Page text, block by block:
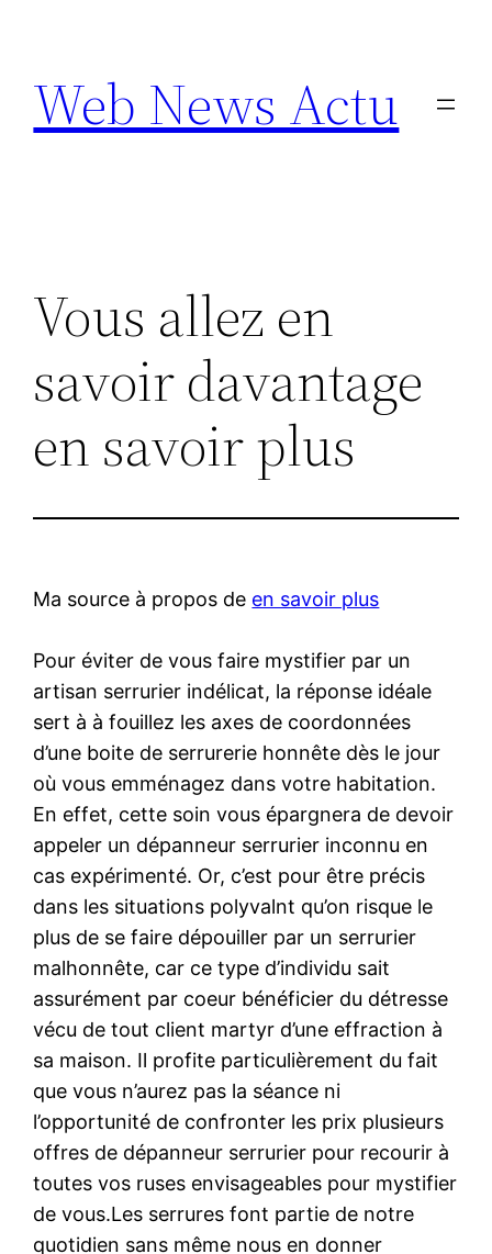
contenu
Web News Actu
Vous allez en
savoir davantage
en savoir plus
Ma source à propos de en savoir plus
Pour éviter de vous faire mystifier par un
artisan serrurier indélicat, la réponse idéale
sert à à fouillez les axes de coordonnées
d’une boite de serrurerie honnête dès le jour
où vous emménagez dans votre habitation.
En effet, cette soin vous épargnera de devoir
appeler un dépanneur serrurier inconnu en
cas expérimenté. Or, c’est pour être précis
dans les situations polyvalnt qu’on risque le
plus de se faire dépouiller par un serrurier
malhonnête, car ce type d’individu sait
assurément par coeur bénéficier du détresse
vécu de tout client martyr d’une effraction à
sa maison. Il profite particulièrement du fait
que vous n’aurez pas la séance ni
l’opportunité de confronter les prix plusieurs
offres de dépanneur serrurier pour recourir à
toutes vos ruses envisageables pour mystifier
de vous.Les serrures font partie de notre
quotidien sans même nous en donner